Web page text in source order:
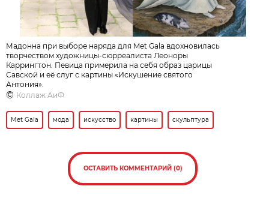
Мадонна при выборе наряда для Met Gala вдохновилась
творчеством художницы-сюрреалиста Леоноры
Каррингтон. Певица примерила на себя образ царицы
Савской и её слуг с картины «Искушение святого
Антония».
© Коллаж АиФ
Met Gala мода искусство картины скульптура
ОСТАВИТЬ КОММЕНТАРИЙ (0)